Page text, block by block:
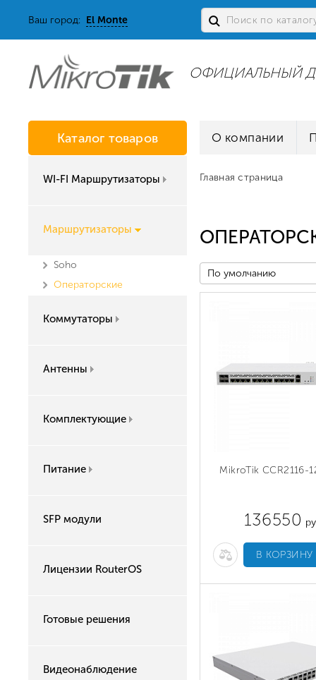
Ваш город: El Monte
ОФИЦИАЛЬНЫЙ
Каталог товаров
WI-FI Маршрутизаторы
Маршрутизаторы
Soho
Операторские
Коммутаторы
Антенны
Комплектующие
Питание
SFP модули
Лицензии RouterOS
Готовые решения
Видеонаблюдение
О компании
Главная страница
По умолчанию
MikroTik CCR2116-
136550
В КОРЗИНУ